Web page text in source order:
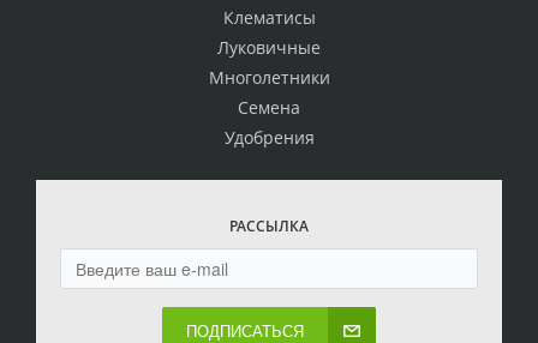
Клематисы
Луковичные
Многолетники
Семена
Удобрения
РАССЫЛКА
ПОДПИСАТЬСЯ